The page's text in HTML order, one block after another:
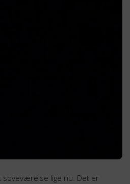
lige nu. Det er